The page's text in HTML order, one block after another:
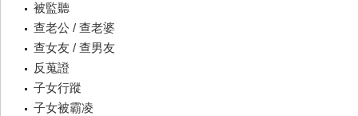
被監聽
查老公 / 查老婆
查女友 / 查男友
反蒐證
子女行蹤
子女被霸凌